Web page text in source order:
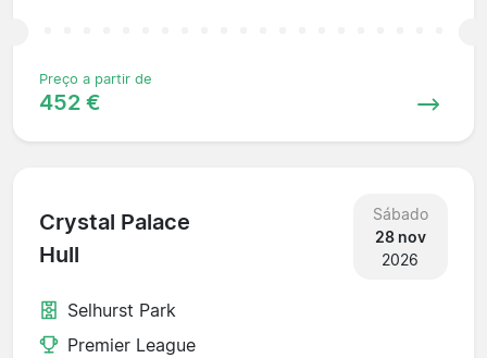
Preço a partir de
452 €
Crystal Palace
Hull
Sábado
28 nov
2026
Selhurst Park
Premier League